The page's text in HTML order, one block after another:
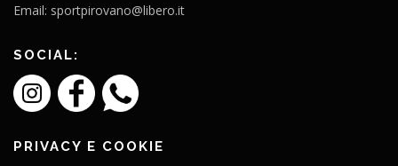
Email: sportpirovano@libero.it
SOCIAL:
PRIVACY E COOKIE